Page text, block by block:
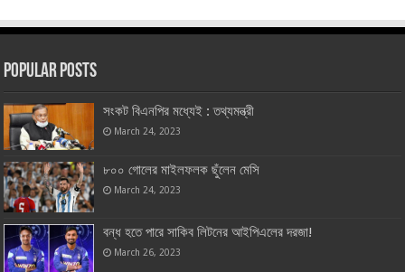
Popular Posts
সংকট বিএনপির মধ্যেই : তথ্যমন্ত্রী
March 24, 2023
৮০০ গোলের মাইলফলক ছুঁলেন মেসি
March 24, 2023
বন্ধ হতে পারে সাকিব লিটনের আইপিএলের দরজা!
March 26, 2023